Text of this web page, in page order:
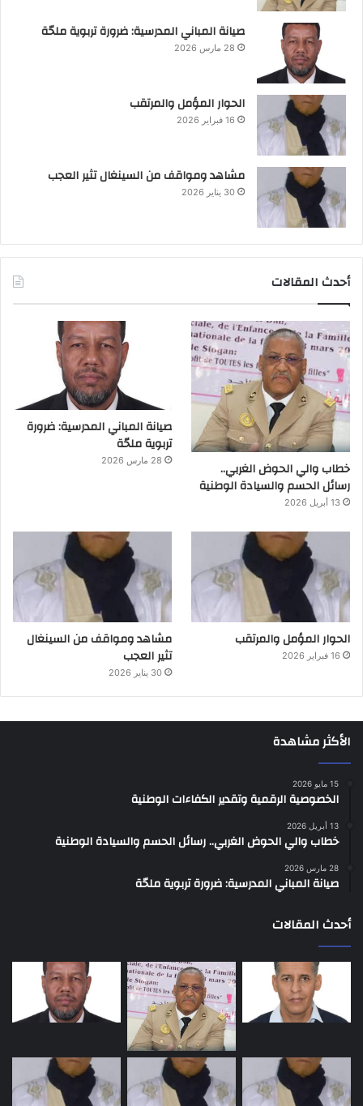
صيانة المباني المدرسية: ضرورة تربوية ملحّة
28 مارس 2026
الحوار المؤمل والمرتقب
16 فبراير 2026
مشاهد ومواقف من السينغال تثير العجب
30 يناير 2026
أحدث المقالات
خطاب والي الحوض الغربي..
رسائل الحسم والسيادة الوطنية
13 أبريل 2026
صيانة المباني المدرسية: ضرورة
تربوية ملحّة
28 مارس 2026
الحوار المؤمل والمرتقب
16 فبراير 2026
مشاهد ومواقف من السينغال
تثير العجب
30 يناير 2026
الأكثر مشاهدة
15 مايو 2026
الخصوصية الرقمية وتقدير الكفاءات الوطنية
13 أبريل 2026
خطاب والي الحوض الغربي.. رسائل الحسم والسيادة الوطنية
28 مارس 2026
صيانة المباني المدرسية: ضرورة تربوية ملحّة
أحدث المقالات